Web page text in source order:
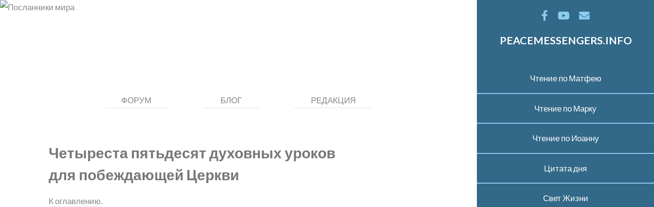
PEACEMESSENGERS.INFO
Чтение по Матфею
Чтение по Марку
Чтение по Иоанну
Цитата дня
Свет Жизни
ФОРУМ БЛОГ РЕДАКЦИЯ
Четыреста пятьдесят духовных уроков
для побеждающей Церкви
К оглавлению.